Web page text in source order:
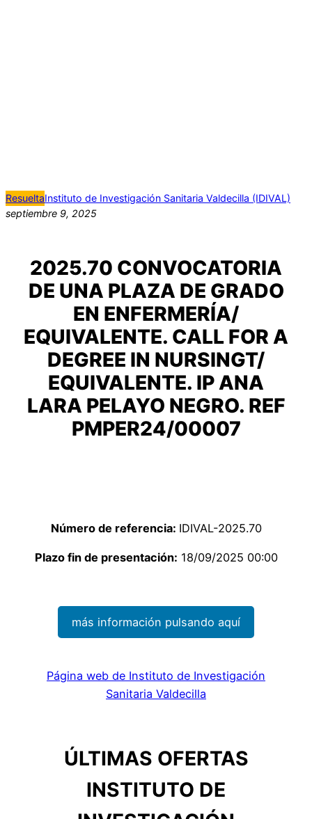
ResueltaInstituto de Investigación Sanitaria Valdecilla (IDIVAL)
septiembre 9, 2025
2025.70 CONVOCATORIA
DE UNA PLAZA DE GRADO
EN ENFERMERÍA/
EQUIVALENTE. CALL FOR A
DEGREE IN NURSINGT/
EQUIVALENTE. IP ANA
LARA PELAYO NEGRO. REF
PMPER24/00007
Número de referencia: IDIVAL-2025.70
Plazo fin de presentación: 18/09/2025 00:00
más información pulsando aquí
Página web de Instituto de Investigación
Sanitaria Valdecilla
ÚLTIMAS OFERTAS
INSTITUTO DE